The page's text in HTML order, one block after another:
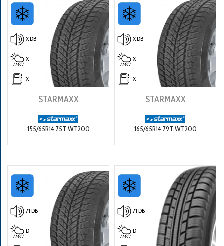
X DB
X
X
STARMAXX
155/65R14 75T WT200
X DB
X
X
STARMAXX
165/65R14 79T WT200
71 DB
D
71 DB
D